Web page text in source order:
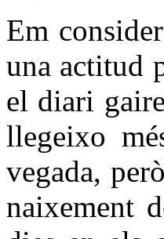
Em
una actitud
el diari
llegeixo
vegada,
naixement